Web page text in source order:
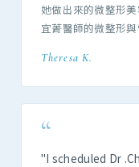
她做出來的微整形
宜菁醫師的微整形與
Theresa K.
“
"I scheduled Dr